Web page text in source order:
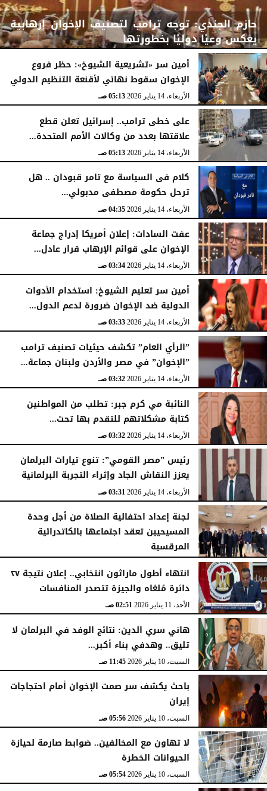
حازم الجندي: توجه ترامب لتصنيف الإخوان إرهابية
يعكس وعيًا دوليًا بخطورتها
الأربعاء، 14 يناير 2026 05:14 صـ
أمين سر «تشريعية الشيوخ»: حظر فروع
الإخوان سقوط نهائي لأقنعة التنظيم الدولي
الأربعاء، 14 يناير 2026 05:13 صـ
على خطى ترامب.. إسرائيل تعلن قطع
علاقتها بعدد من وكالات الأمم المتحدة...
الأربعاء، 14 يناير 2026 05:13 صـ
كلام فى السياسة مع تامر قبودان .. هل
ترحل حكومة مصطفى مدبولي...
الأربعاء، 14 يناير 2026 04:35 صـ
عفت السادات: إعلان أمريكا إدراج جماعة
الإخوان على قوائم الإرهاب قرار عادل...
الأربعاء، 14 يناير 2026 03:34 صـ
أمين سر تعليم الشيوخ: استخدام الأدوات
الدولية ضد الإخوان ضرورة لدعم الدول...
الأربعاء، 14 يناير 2026 03:33 صـ
”الرأي العام” تكشف حيثيات تصنيف ترامب
”الإخوان” في مصر والأردن ولبنان جماعة...
الأربعاء، 14 يناير 2026 03:32 صـ
النائبة مي كرم جبر: تطلب من المواطنين
كتابة مشكلاتهم للتقدم بها تحت...
الأربعاء، 14 يناير 2026 03:32 صـ
رئيس ”مصر القومي”: تنوع تيارات البرلمان
يعزز النقاش الجاد وإثراء التجربة البرلمانية
الأربعاء، 14 يناير 2026 03:31 صـ
لجنة إعداد احتفالية الصلاة من أجل وحدة
المسيحيين تعقد اجتماعها بالكاتدرائية
المرقسية
الأربعاء، 14 يناير 2026 03:30 صـ
انتهاء أطول ماراثون انتخابي.. إعلان نتيجة ٢٧
دائرة مُلغاه والجيزة تتصدر المنافسات
الأحد، 11 يناير 2026 02:51 صـ
هاني سري الدين: نتائج الوفد في البرلمان لا
تليق.. وهدفي بناء أكبر...
السبت، 10 يناير 2026 11:45 صـ
باحث يكشف سر صمت الإخوان أمام احتجاجات
إيران
السبت، 10 يناير 2026 05:56 صـ
لا تهاون مع المخالفين.. ضوابط صارمة لحيازة
الحيوانات الخطرة
السبت، 10 يناير 2026 05:54 صـ